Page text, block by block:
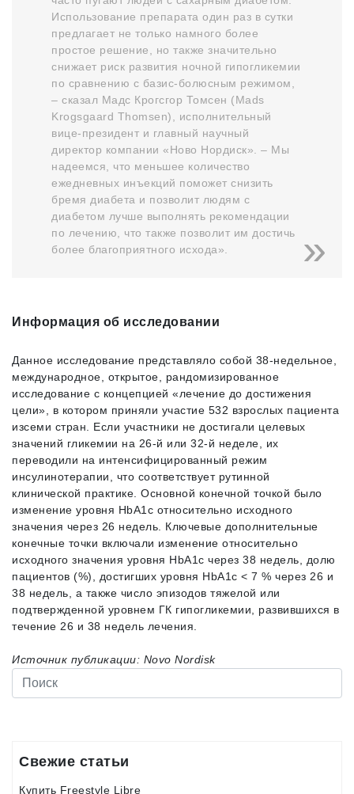
Использование препарата один раз в сутки
предлагает не только намного более
простое решение, но также значительно
снижает риск развития ночной гипогликемии
по сравнению с базис-болюсным режимом,
– сказал Мадс Крогсгор Томсен (Mads
Krogsgaard Thomsen), исполнительный
вице-президент и главный научный
директор компании «Ново Нордиск». – Мы
надеемся, что меньшее количество
ежедневных инъекций поможет снизить
бремя диабета и позволит людям с
диабетом лучше выполнять рекомендации
по лечению, что также позволит им достичь
более благоприятного исхода».
Информация об исследовании
Данное исследование представляло собой 38-недельное,
международное, открытое, рандомизированное
исследование с концепцией «лечение до достижения
цели», в котором приняли участие 532 взрослых пациента
изсеми стран. Если участники не достигали целевых
значений гликемии на 26-й или 32-й неделе, их
переводили на интенсифицированный режим
инсулинотерапии, что соответствует рутинной
клинической практике. Основной конечной точкой было
изменение уровня HbA1c относительно исходного
значения через 26 недель. Ключевые дополнительные
конечные точки включали изменение относительно
исходного значения уровня HbA1c через 38 недель, долю
пациентов (%), достигших уровня HbA1c < 7 % через 26 и
38 недель, а также число эпизодов тяжелой или
подтвержденной уровнем ГК гипогликемии, развившихся в
течение 26 и 38 недель лечения.
Источник публикации: Novo Nordisk
Свежие статьи
Купить Freestyle Libre